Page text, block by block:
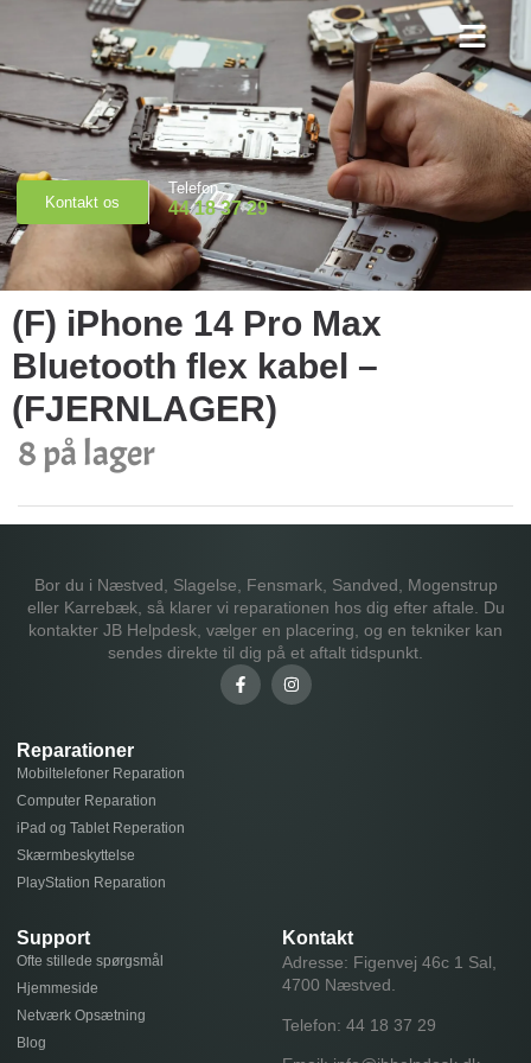
Kontakt os
Telefon
44 18 37 29
(F) iPhone 14 Pro Max
Bluetooth flex kabel –
(FJERNLAGER)
8 på lager
Bor du i Næstved, Slagelse, Fensmark, Sandved, Mogenstrup
eller Karrebæk, så klarer vi reparationen hos dig efter aftale. Du
kontakter JB Helpdesk, vælger en placering, og en tekniker kan
sendes direkte til dig på et aftalt tidspunkt.
Reparationer
Mobiltelefoner Reparation
Computer Reparation
iPad og Tablet Reperation
Skærmbeskyttelse
PlayStation Reparation
Support
Ofte stillede spørgsmål
Hjemmeside
Netværk Opsætning
Blog
Kontakt
Adresse: Figenvej 46c 1 Sal,
4700 Næstved.
Telefon: 44 18 37 29